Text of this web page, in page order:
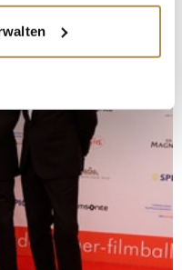
Lage
Meter genau sein
identifizieren
persönlichen Daten
Ihre Präferenzen im
und Anzeigen zu
Medien anbieten